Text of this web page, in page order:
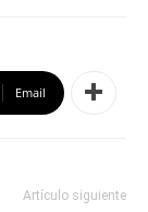
Email
Artículo siguiente